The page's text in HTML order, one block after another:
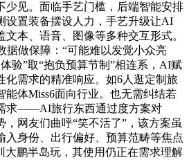
少见。面临手艺门槛，后端智能安排
设置装备摆设人力，手艺升级让AI
本、语音、图像等多种交互形式。
据做保障：“可能难以发觉小众亮
验”取“抱负预算节制”相连系，AI赋
化需求的精准响应。如6人逛定制旅
能体Miss6面向行业。也无需纠结若
求——AI旅行东西通过度方案对
，网友们曲呼“笑不活了”，该方案虽
入身份、出行偏好、预算范畴等焦点
大鹏半岛玩，其使用仍正在需求理解